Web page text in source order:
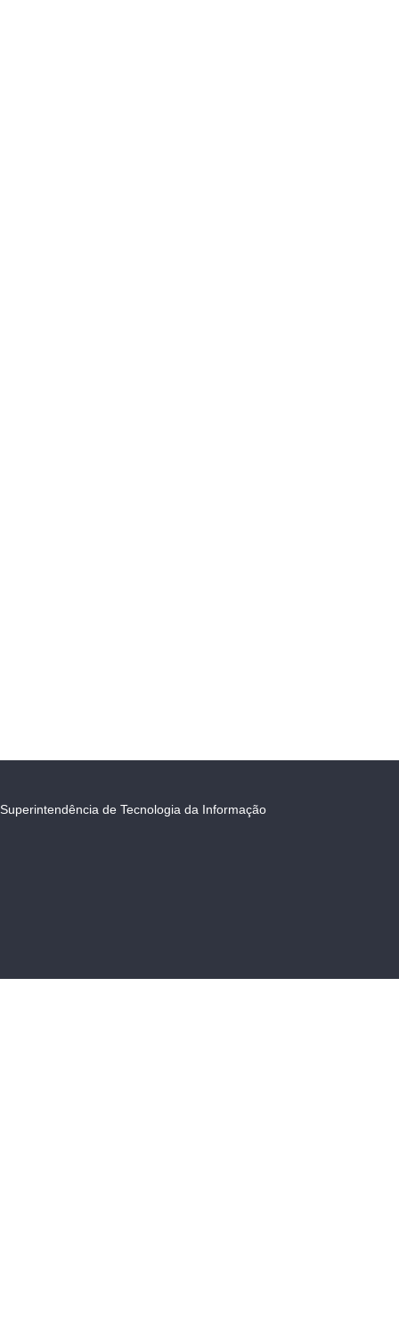
Superintendência de Tecnologia da Informação